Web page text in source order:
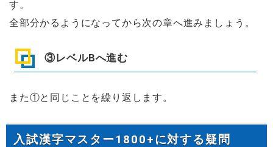
す。
全部分かるようになってから次の章へ進みましょう。
③レベルBへ進む
また①と同じことを繰り返します。
入試漢字マスター1800+に対する疑問